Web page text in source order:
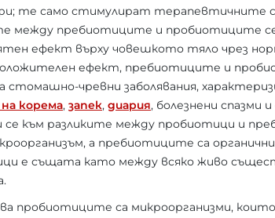
те само стимулират терапевтичните
между пребиотиците и пробиотиците
ефект върху човешкото тяло чрез
ефект, пребиотиците и
стомашно-чревни заболявания,
корема, запек, диария, болезнени спазми
се към разликите между пробиотици и
а пребиотиците са
е същата като между всяко живо
пробиотиците са микроорганизми,